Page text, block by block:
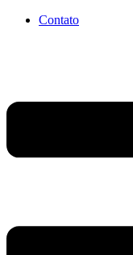
Contato